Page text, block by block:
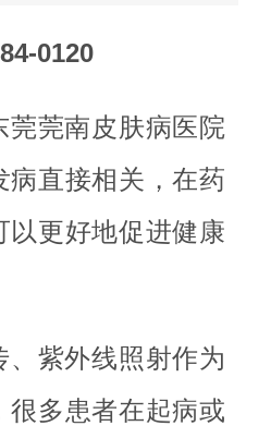
0120
莞莞南皮肤病医院
病直接相关，在药
更好地促进健康
、紫外线照射作为
多患者在起病或